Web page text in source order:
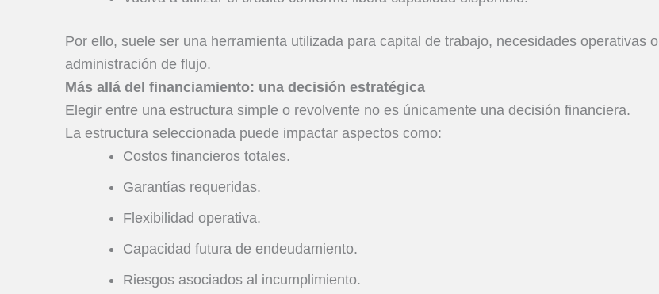
Por ello, suele ser una herramienta utilizada para capital de trabajo, necesidades operativas o
administración de flujo.
Más allá del financiamiento: una decisión estratégica
Elegir entre una estructura simple o revolvente no es únicamente una decisión financiera.
La estructura seleccionada puede impactar aspectos como:
Costos financieros totales.
Garantías requeridas.
Flexibilidad operativa.
Capacidad futura de endeudamiento.
Riesgos asociados al incumplimiento.